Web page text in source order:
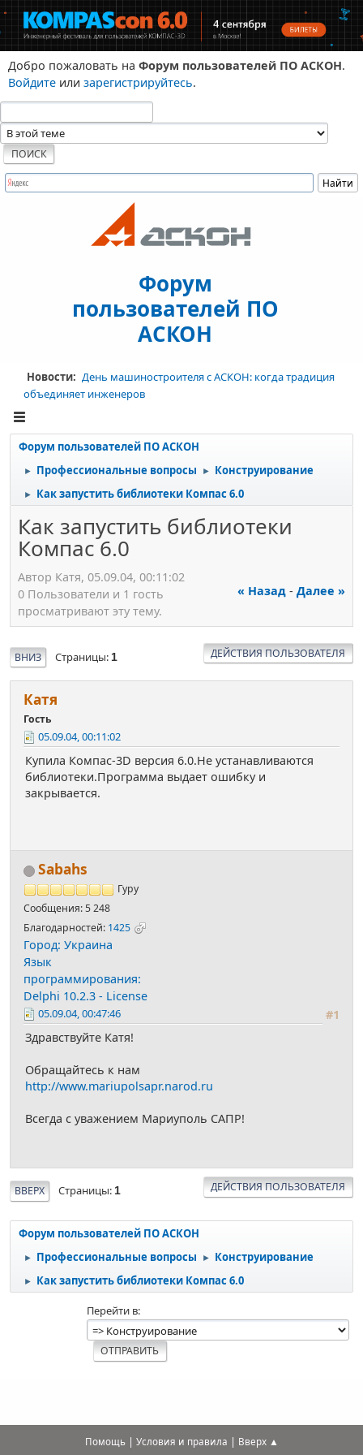
Добро пожаловать на Форум пользователей ПО АСКОН.
Войдите или зарегистрируйтесь.
Форум
пользователей ПО
АСКОН
Новости: День машиностроителя с АСКОН: когда традиция
объединяет инженеров
Форум пользователей ПО АСКОН
► Профессиональные вопросы ► Конструирование
► Как запустить библиотеки Компас 6.0
Как запустить библиотеки
Компас 6.0
Автор Катя, 05.09.04, 00:11:02
« Назад - Далее »
0 Пользователи и 1 гость
просматривают эту тему.
ВНИЗ Страницы 1 ДЕЙСТВИЯ ПОЛЬЗОВАТЕЛЯ
Катя
Гость
05.09.04, 00:11:02
Купила Компас-3D версия 6.0.Не устанавливаются
библиотеки.Программа выдает ошибку и
закрывается.
Sabahs
Гуру
Сообщения: 5 248
Благодарностей: 1425
Город: Украина
Язык
программирования:
Delphi 10.2.3 - License
#1
05.09.04, 00:47:46
Здравствуйте Катя!
Обращайтесь к нам
http://www.mariupolsapr.narod.ru
Всегда с уважением Мариуполь САПР!
ВВЕРХ Страницы 1 ДЕЙСТВИЯ ПОЛЬЗОВАТЕЛЯ
Форум пользователей ПО АСКОН
► Профессиональные вопросы ► Конструирование
► Как запустить библиотеки Компас 6.0
Перейти в
Помощь| Условия и правила | Вверх ▲